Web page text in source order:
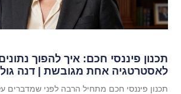
תכנון פיננסי חכם: איך להפוך
לאסטרטגיה אחת מגובשת | דנה
תכנון פיננסי חכם מתחיל הרבה לפני שמדברים